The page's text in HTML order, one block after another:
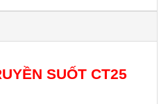
SUỐT CT25